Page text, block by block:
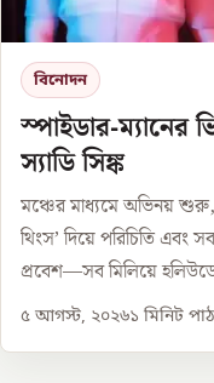
বিনোদন
স্পাইডার-
স্যাডি সিঙ্ক
মঞ্চের মাধ্যমে অভিনয় শুরু,
থিংস’ দিয়ে পরিচিতি এবং
প্রবেশ—সব মিলিয়ে
৫ আগস্ট, ২০২৬১ মিনিট পাঠ